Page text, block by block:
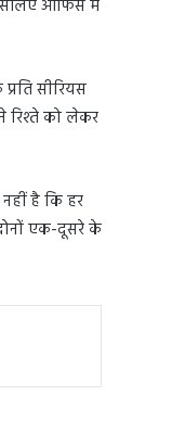
ऑफिस में
सीरियस
रिश्ते को लेकर
है कि हर
एक-दूसरे के